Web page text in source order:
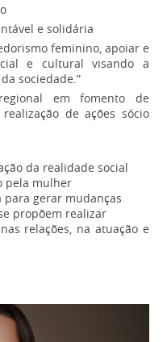
e solidária
feminino, apoiar e
e cultural visando a
sociedade.”
em fomento de
de ações sócio
da realidade social
pela mulher
para gerar mudanças
propõem realizar
relações, na atuação e